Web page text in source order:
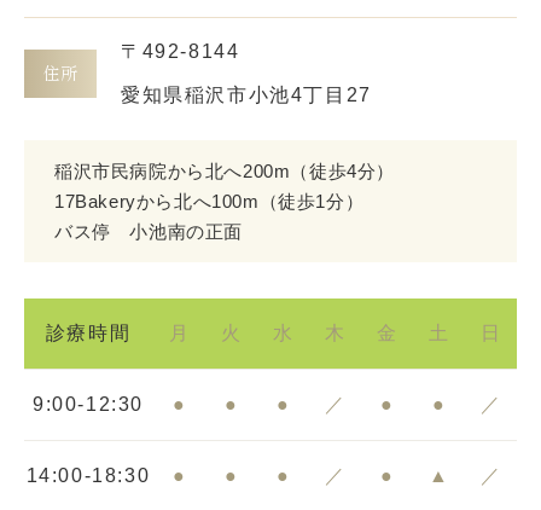
住所
〒492-8144
愛知県稲沢市小池4丁目27
稲沢市民病院から北へ200m （徒歩4分）
17Bakeryから北へ100m（徒歩1分）
バス停 小池南の正面
診療時間 月 火 水 木 金 土 日
9:00-12:30 ● ● ● ／ ● ● ／
14:00-18:30 ● ● ● ／ ● ▲ ／